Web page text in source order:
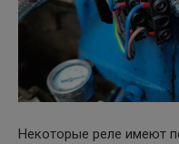
Некоторые реле имеют